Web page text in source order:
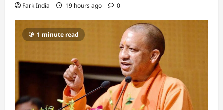
Fark India 19 hours ago 0
1 minute read